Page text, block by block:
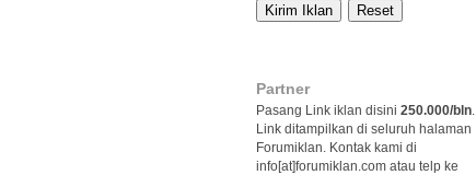
Partner
Pasang Link iklan disini 250.000/bln.
Link ditampilkan di seluruh halaman
Forumiklan. Kontak kami di
info[at]forumiklan.com atau telp ke